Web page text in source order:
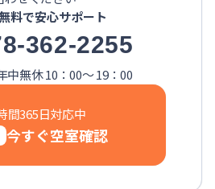
料で安心サポート
362-2255
中無休 10：00～ 19：00
間365日対応中
今すぐ空室確認